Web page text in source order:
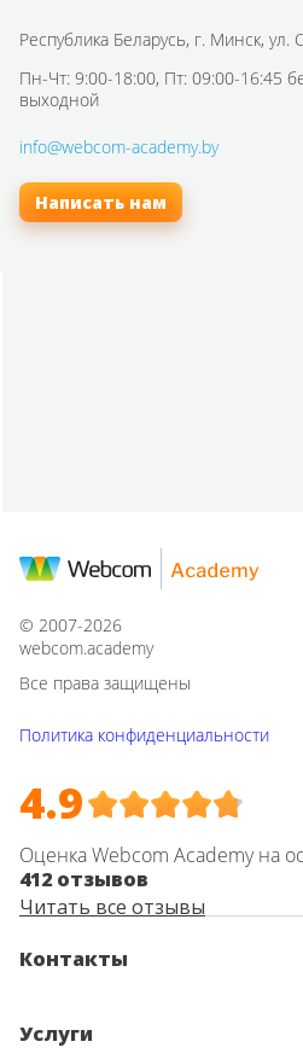
Республика Беларусь, г. Минск, ул.
Пн-Чт: 9:00-18:00, Пт: 09:00-16:45
выходной
info@webcom-academy.by
Написать нам
Контакты
© 2007-2026
webcom.academy
Все права защищены
Политика конфиденциальности
4.9
Оценка Webcom Academy на
412 отзывов
Читать все отзывы
Услуги